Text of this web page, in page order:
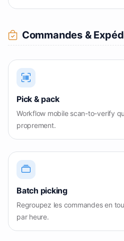
Commandes &
Pick & pack
Workflow mobile scan-to-verify
proprement.
Batch picking
Regroupez les commandes en
par heure.